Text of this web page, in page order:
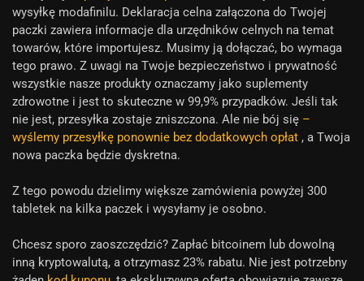
wysyłkę modafinilu. Deklaracja celna załączona do Twojej
paczki zawiera informacje dla urzędników celnych na temat
towarów, które importujesz. Musimy ją dołączać, bo wymaga
tego prawo. Z uwagi na Twoje bezpieczeństwo i prywatność
wszystkie nasze produkty oznaczamy jako suplementy
zdrowotne i jest to skuteczne w 99,9% przypadków. Jeśli tak
nie jest, przesyłka zostaje zniszczona. Ale nie bój się –
wyślemy przesyłkę ponownie bez dodatkowych opłat , a Twoja
nowa paczka będzie dyskretna.
Z tego powodu dzielimy większe zamówienia powyżej 300
tabletek na kilka paczek i wysyłamy je osobno.
Chcesz sporo zaoszczędzić? Zapłać bitcoinem lub dowolną
inną kryptowalutą, a otrzymasz 23% rabatu. Nie jest potrzebny